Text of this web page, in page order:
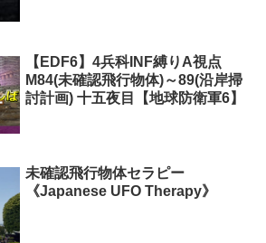
【EDF6】4兵科INF縛りA視点
M84(未確認飛行物体)～89(沿岸掃
討計画) 十五夜目【地球防衛軍6】
未確認飛行物体セラピー
《Japanese UFO Therapy》